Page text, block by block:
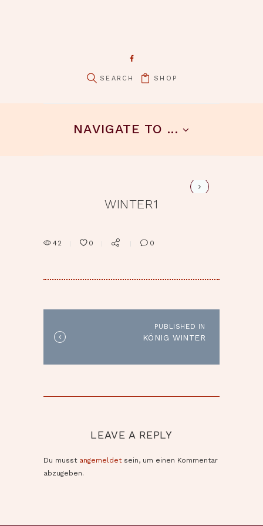
SHOP
NAVIGATE TO ...
winter1-gr
WINTER1
42 0 0
PUBLISHED IN
post:
KÖNIG WINTER
LEAVE A REPLY
Du musst angemeldetsein, um einen Kommentar
abzugeben.